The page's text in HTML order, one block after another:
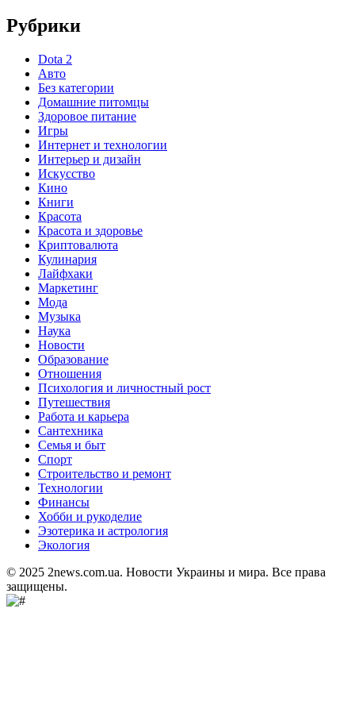
Рубрики
Dota 2
Авто
Без категории
Домашние питомцы
Здоровое питание
Игры
Интернет и технологии
Интерьер и дизайн
Искусство
Кино
Книги
Красота
Красота и здоровье
Криптовалюта
Кулинария
Лайфхаки
Маркетинг
Мода
Музыка
Наука
Новости
Образование
Отношения
Психология и личностный рост
Путешествия
Работа и карьера
Сантехника
Семья и быт
Спорт
Строительство и ремонт
Технологии
Финансы
Хобби и рукоделие
Эзотерика и астрология
Экология
© 2025 2news.com.ua. Новости Украины и мира. Все права
защищены.